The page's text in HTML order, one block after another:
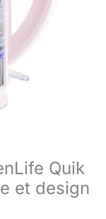
Quik
et design